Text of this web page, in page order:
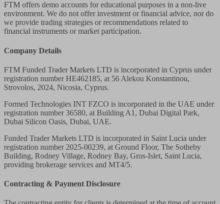
FTM offers demo accounts for educational purposes in a non-live
environment. We do not offer investment or financial advice, nor do
we provide trading strategies or recommendations related to
financial instruments or market participation.
Company Details
FTM Funded Trader Markets LTD is incorporated in Cyprus under
registration number HE462185, at 56 Alekou Konstantinou,
Strovolos, 2024, Nicosia, Cyprus.
Formed Technologies INT FZCO is incorporated in the UAE under
registration number 36580, at Building A1, Dubai Digital Park,
Dubai Silicon Oasis, Dubai, UAE.
Funded Trader Markets LTD is incorporated in Saint Lucia under
registration number 2025-00239, at Ground Floor, The Sotheby
Building, Rodney Village, Rodney Bay, Gros-Islet, Saint Lucia,
providing brokerage services and MT4/5.
Contracting & Payment Disclosure